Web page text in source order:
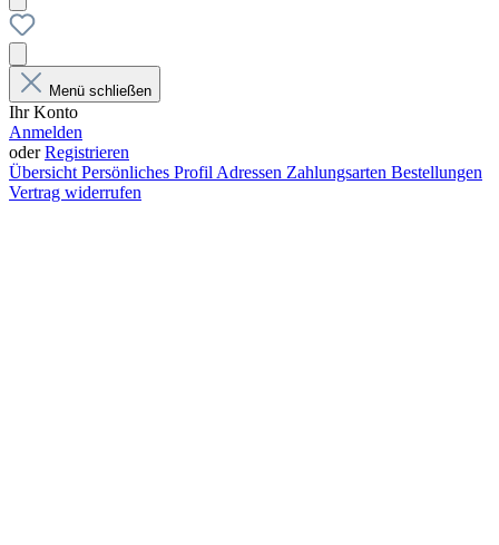
Menü schließen
Ihr Konto
Anmelden
oderRegistrieren
Übersicht Persönliches Profil Adressen Zahlungsarten Bestellungen
Vertrag widerrufen